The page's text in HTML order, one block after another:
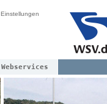
Einstellungen
Webservices